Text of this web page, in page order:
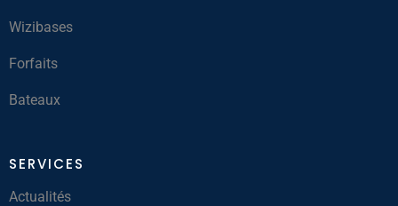
Wizibases
Forfaits
Bateaux
SERVICES
Actualités